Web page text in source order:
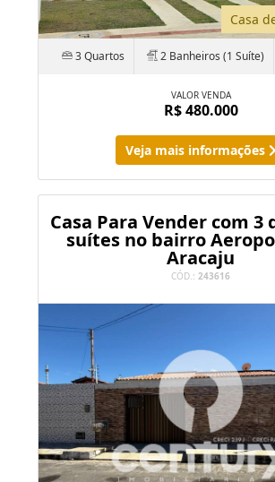
Casa
3 Quartos 2 Banheiros (1 Suíte)
VALOR VENDA
R$ 480.000
Veja mais informações
Casa Para Vender com 3
suítes no bairro
Aracaju
CÓD.: 243616